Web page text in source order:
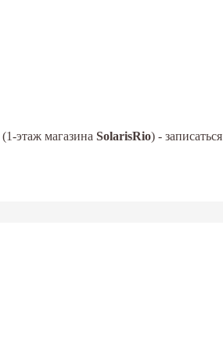
(1-этаж магазина SolarisRio) - записаться